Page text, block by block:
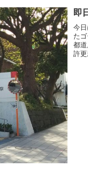
即
今
た
都
許